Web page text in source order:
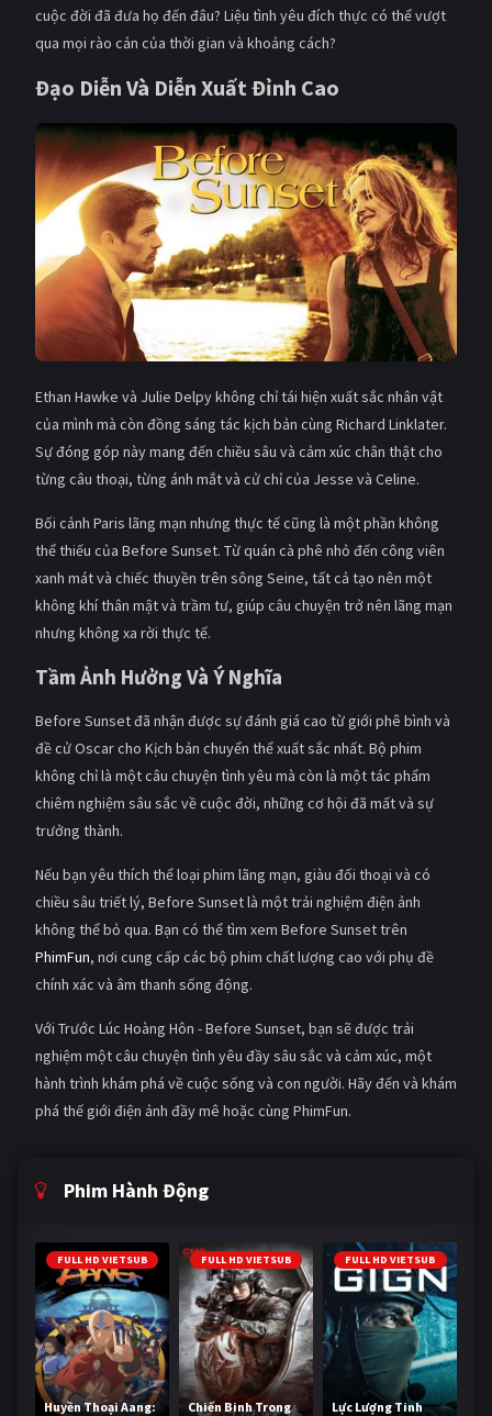
cuộc đời đã đưa họ đến đâu? Liệu tình yêu đích thực có thể vượt
qua mọi rào cản của thời gian và khoảng cách?
Đạo Diễn Và Diễn Xuất Đỉnh Cao
Ethan Hawke và Julie Delpy không chỉ tái hiện xuất sắc nhân vật
của mình mà còn đồng sáng tác kịch bản cùng Richard Linklater.
Sự đóng góp này mang đến chiều sâu và cảm xúc chân thật cho
từng câu thoại, từng ánh mắt và cử chỉ của Jesse và Celine.
Bối cảnh Paris lãng mạn nhưng thực tế cũng là một phần không
thể thiếu của Before Sunset. Từ quán cà phê nhỏ đến công viên
xanh mát và chiếc thuyền trên sông Seine, tất cả tạo nên một
không khí thân mật và trầm tư, giúp câu chuyện trở nên lãng mạn
nhưng không xa rời thực tế.
Tầm Ảnh Hưởng Và Ý Nghĩa
Before Sunset đã nhận được sự đánh giá cao từ giới phê bình và
đề cử Oscar cho Kịch bản chuyển thể xuất sắc nhất. Bộ phim
không chỉ là một câu chuyện tình yêu mà còn là một tác phẩm
chiêm nghiệm sâu sắc về cuộc đời, những cơ hội đã mất và sự
trưởng thành.
Nếu bạn yêu thích thể loại phim lãng mạn, giàu đối thoại và có
chiều sâu triết lý, Before Sunset là một trải nghiệm điện ảnh
không thể bỏ qua. Bạn có thể tìm xem Before Sunset trên
PhimFun, nơi cung cấp các bộ phim chất lượng cao với phụ đề
chính xác và âm thanh sống động.
Với Trước Lúc Hoàng Hôn - Before Sunset, bạn sẽ được trải
nghiệm một câu chuyện tình yêu đầy sâu sắc và cảm xúc, một
hành trình khám phá về cuộc sống và con người. Hãy đến và khám
phá thế giới điện ảnh đầy mê hoặc cùng PhimFun.
Phim Hành Động
FULL HD VIETSUB
Huyền Thoại Aang:
FULL HD VIETSUB
Chiến Binh Trong
FULL HD VIETSUB
Lực Lượng Tinh